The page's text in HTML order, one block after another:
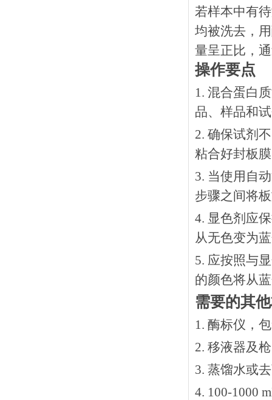
若样本中有
均被洗去，
量呈正比，
操作要点
1. 混合蛋白
品、样品和
2. 确保试剂
粘合好封板
3. 当使用自
步骤之间将
4. 显色剂应
从无色变为
5. 应按照与
的颜色将从
需要的其
1. 酶标仪，
2. 移液器及
3. 蒸馏水或
4. 100-1000